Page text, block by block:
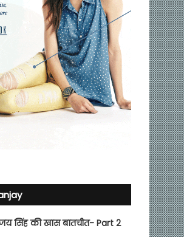
सिंह की खास बातचीत- Part 2